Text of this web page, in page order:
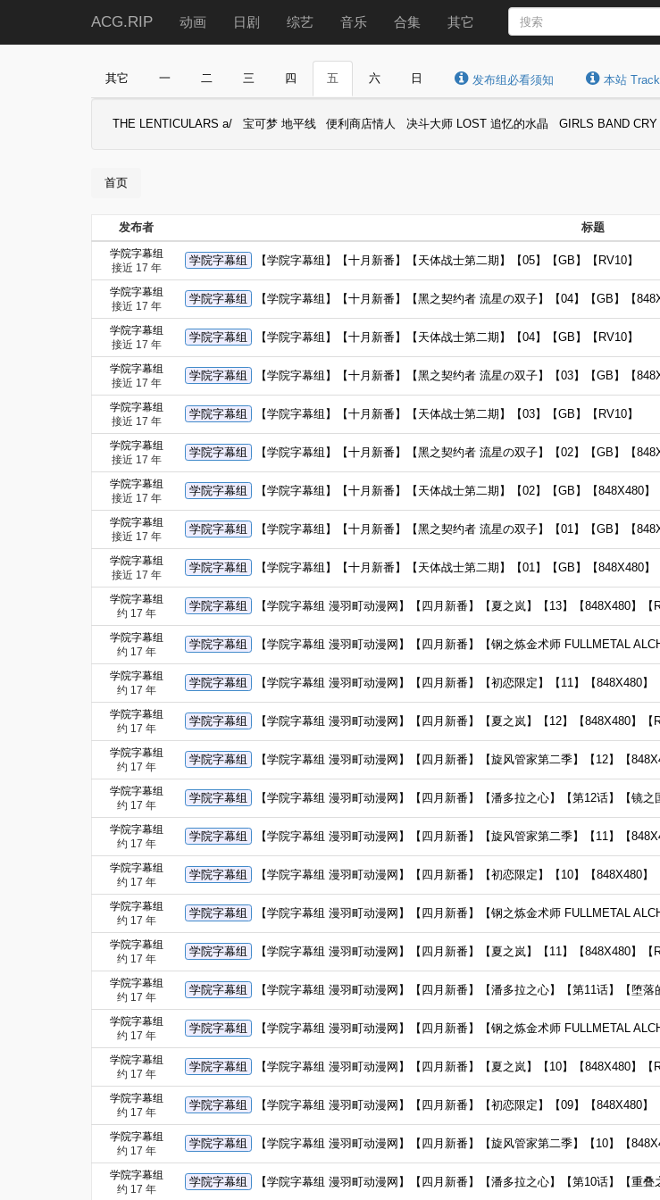
ACG.RIP 动画 日剧 综艺 音乐 合集 其它
其它 一 二 三 四 五 六 日 发布组必看须知 本站
THE LENTICULARS a/ 宝可梦 地平线 便利商店情人 决斗大师 LOST 追忆的水晶 GIRLS BAND CRY
首页
发布者 标题
学院字幕组
接近 17 年
学院字幕组 【学院字幕组】【十月新番】【天体战士第二期】【05】【GB】【RV10】
学院字幕组
接近 17 年
学院字幕组 【学院字幕组】【十月新番】【黑之契约者 流星の双子】【04】【GB】【
学院字幕组
接近 17 年
学院字幕组 【学院字幕组】【十月新番】【天体战士第二期】【04】【GB】【RV10】
学院字幕组
接近 17 年
学院字幕组 【学院字幕组】【十月新番】【黑之契约者 流星の双子】【03】【GB】【
学院字幕组
接近 17 年
学院字幕组 【学院字幕组】【十月新番】【天体战士第二期】【03】【GB】【RV10】
学院字幕组
接近 17 年
学院字幕组 【学院字幕组】【十月新番】【黑之契约者 流星の双子】【02】【GB】【
学院字幕组
接近 17 年
学院字幕组 【学院字幕组】【十月新番】【天体战士第二期】【02】【GB】【848X480】
学院字幕组
接近 17 年
学院字幕组 【学院字幕组】【十月新番】【黑之契约者 流星の双子】【01】【GB】【
学院字幕组
接近 17 年
学院字幕组 【学院字幕组】【十月新番】【天体战士第二期】【01】【GB】【848X480】
学院字幕组
约 17 年
学院字幕组 【学院字幕组 漫羽町动漫网】【四月新番】【夏之岚】【13】【848X480】【
学院字幕组
约 17 年
学院字幕组 【学院字幕组 漫羽町动漫网】【四月新番】【钢之炼金术师 FULLMETAL
学院字幕组
约 17 年
学院字幕组 【学院字幕组 漫羽町动漫网】【四月新番】【初恋限定】【11】【848X480】
学院字幕组
约 17 年
学院字幕组 【学院字幕组 漫羽町动漫网】【四月新番】【夏之岚】【12】【848X480】【
学院字幕组
约 17 年
学院字幕组 【学院字幕组 漫羽町动漫网】【四月新番】【旋风管家第二季】【12】【
学院字幕组
约 17 年
学院字幕组 【学院字幕组 漫羽町动漫网】【四月新番】【潘多拉之心】【第12话】【镜之
学院字幕组
约 17 年
学院字幕组 【学院字幕组 漫羽町动漫网】【四月新番】【旋风管家第二季】【11】【
学院字幕组
约 17 年
学院字幕组 【学院字幕组 漫羽町动漫网】【四月新番】【初恋限定】【10】【848X480】
学院字幕组
约 17 年
学院字幕组 【学院字幕组 漫羽町动漫网】【四月新番】【钢之炼金术师 FULLMETAL
学院字幕组
约 17 年
学院字幕组 【学院字幕组 漫羽町动漫网】【四月新番】【夏之岚】【11】【848X480】【
学院字幕组
约 17 年
学院字幕组 【学院字幕组 漫羽町动漫网】【四月新番】【潘多拉之心】【第11话】【堕落
学院字幕组
约 17 年
学院字幕组 【学院字幕组 漫羽町动漫网】【四月新番】【钢之炼金术师 FULLMETAL
学院字幕组
约 17 年
学院字幕组 【学院字幕组 漫羽町动漫网】【四月新番】【夏之岚】【10】【848X480】【
学院字幕组
约 17 年
学院字幕组 【学院字幕组 漫羽町动漫网】【四月新番】【初恋限定】【09】【848X480】
学院字幕组
约 17 年
学院字幕组 【学院字幕组 漫羽町动漫网】【四月新番】【旋风管家第二季】【10】【
学院字幕组
约 17 年
学院字幕组 【学院字幕组 漫羽町动漫网】【四月新番】【潘多拉之心】【第10话】【重叠